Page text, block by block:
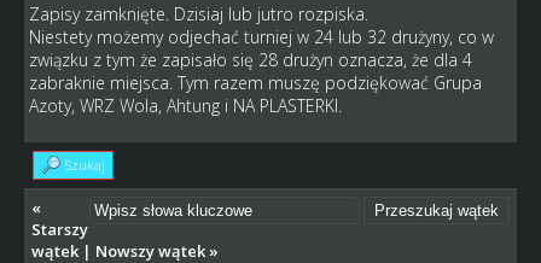
Zapisy zamknięte. Dzisiaj lub jutro rozpiska.
Niestety możemy odjechać turniej w 24 lub 32 drużyny, co w
związku z tym że zapisało się 28 drużyn oznacza, że dla 4
zabraknie miejsca. Tym razem muszę podziękować Grupa
Azoty, WRZ Wola, Ahtung i NA PLASTERKI.
Szukaj
«
Starszy
wątek| Nowszy wątek»